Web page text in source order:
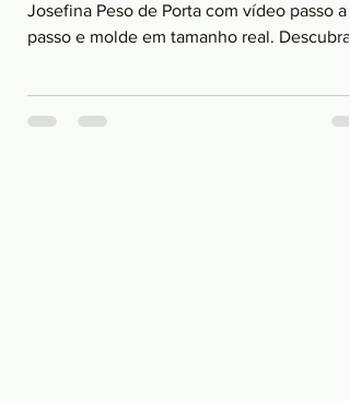
Josefina Peso de Porta com vídeo passo a
passo e molde em tamanho real. Descubra
Entre no grupo de WhatsApp para receber